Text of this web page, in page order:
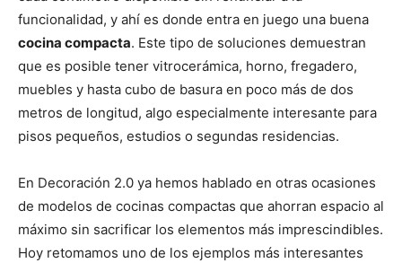
i
r
e
n
t
e
r
t
i
e
n
o
k i
r
e
n
e
s
t
i
r
e
n
i
r
e
n
p
p
funcionalidad, y ahí es donde entra en juego una buena
cocina compacta. Este tipo de soluciones demuestran
que es posible tener vitrocerámica, horno, fregadero,
muebles y hasta cubo de basura en poco más de dos
metros de longitud, algo especialmente interesante para
pisos pequeños, estudios o segundas residencias.
En Decoración 2.0 ya hemos hablado en otras ocasiones
de modelos de cocinas compactas que ahorran espacio al
máximo sin sacrificar los elementos más imprescindibles.
Hoy retomamos uno de los ejemplos más interesantes